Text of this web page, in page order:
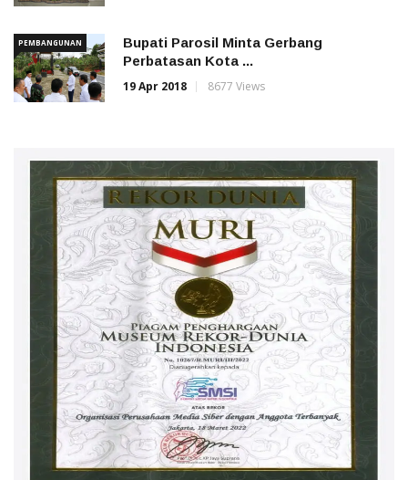
PEMBANGUNAN
Bupati Parosil Minta Gerbang
Perbatasan Kota ...
19 Apr 2018
8677 Views